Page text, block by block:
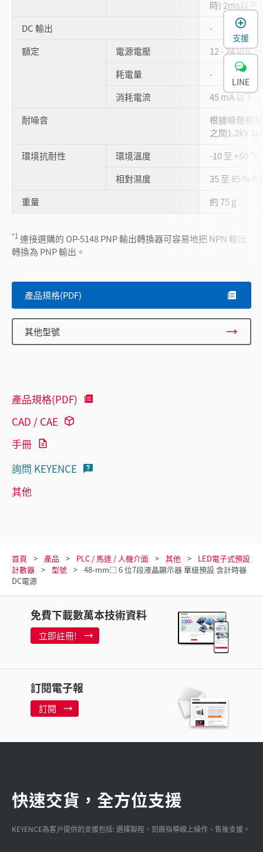
時) 2ms以下
DC 輸出
-
額定
電源電壓
12 - 24 VDC
耗電量
-
消耗電流
45 mA 以下
耐噪音
根據噪聲模
之間1.2kV
環境抗耐性
環境溫度
-10 至 +50
相對濕度
35 至 85 %
重量
約 75 g
*1連接選購的 OP-5148 PNP 輸出轉換器可容易地把 NPN 輸出
轉換為 PNP 輸出。
產品規格(PDF)
其他型號
產品規格(PDF)
CAD / CAE
手冊
詢問 KEYENCE
其他
首頁 產品 PLC / 馬達 / 人機介面 其他
LED電子式預設
計數器
型號
48-mm□ 6 位7段液晶顯示器 單級預設 含計時器
DC電源
免費下載數萬本技術資料
立即註冊!
訂閱電子報
訂閱
快速交貨，全方位支援
KEYENCE為客戸提供的支援包括: 選擇製程、到廠指導線上操作、售後支援。
支援
LINE